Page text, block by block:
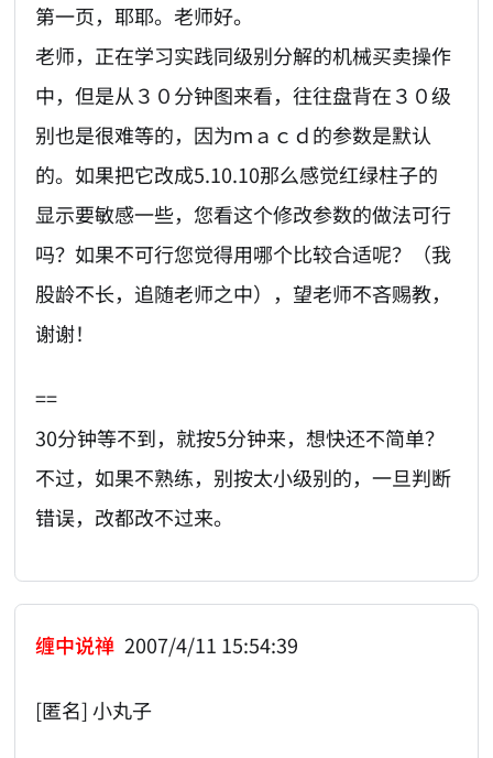
第一页，耶耶。老师好。
老师，正在学习实践同级别分解的机械买卖操作
中，但是从３０分钟图来看，往往盘背在３０级
别也是很难等的，因为ｍａｃｄ的参数是默认
的。如果把它改成5.10.10那么感觉红绿柱子的
显示要敏感一些，您看这个修改参数的做法可行
吗？如果不可行您觉得用哪个比较合适呢？（我
股龄不长，追随老师之中），望老师不吝赐教，
谢谢！
==
30分钟等不到，就按5分钟来，想快还不简单？
不过，如果不熟练，别按太小级别的，一旦判断
错误，改都改不过来。
缠中说禅 2007/4/11 15:54:39
[匿名] 小丸子